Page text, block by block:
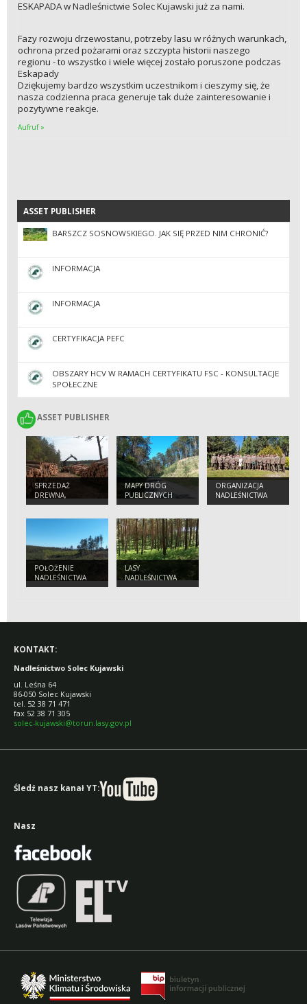
ESKAPADA w Nadleśnictwie Solec Kujawski już za nami.
Fazy rozwoju drzewostanu, potrzeby lasu w różnych warunkach,
ochrona przed pożarami oraz szczypta historii naszego
regionu - to wszystko i wiele więcej zostało poruszone podczas
Eskapady
Dziękujemy bardzo wszystkim uczestnikom i cieszymy się, że
nasza codzienna praca generuje tak duże zainteresowanie i
pozytywne reakcje.
Aufruf »
ASSET PUBLISHER
ASSET PUBLISHER
BARSZCZ SOSNOWSKIEGO. JAK SIĘ PRZED NIM CHRONIĆ?
INFORMACJA
INFORMACJA
CERTYFIKACJA PEFC
OBSZARY HCV W RAMACH CERTYFIKATU FSC - KONSULTACJE
SPOŁECZNE
ASSET PUBLISHER
ASSET PUBLISHER
SPRZEDAŻ
DREWNA,
CHOINEK I
MAPY DRÓG
PUBLICZNYCH
ORGANIZACJA
NADLEŚNICTWA
POŁOŻENIE
NADLEŚNICTWA
LASY
NADLEŚNICTWA
KONTAKT:
Nadleśnictwo Solec Kujawski
ul. Leśna 64
86-050 Solec Kujawski
tel. 52 38 71 471
fax 52 38 71 305
solec-kujawski@torun.lasy.gov.pl
Śledź nasz kanał YT:
Nasz